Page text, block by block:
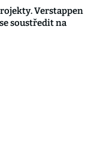
Verstappen
soustředit na